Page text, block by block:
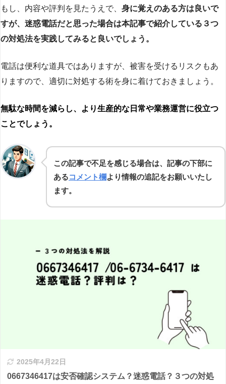
もし、内容や評判を見たうえで、 身に覚えのある方は良いで
すが、迷惑電話だと思った場合は本記事で紹介している３つ
の対処法を実践してみると良いでしょう。
電話は便利な道具ではありますが、被害を受けるリスクもあ
りますので、適切に対処する術を身に着けておきましょう。
無駄な時間を減らし、より生産的な日常や業務運営に役立つ
ことでしょう。
この記事で不足を感じる場合は、記事の下部に
あるコメント欄より情報の追記をお願いいたし
ます。
2025年4月22日
0667346417は安否確認システム？迷惑電話？３つの対処